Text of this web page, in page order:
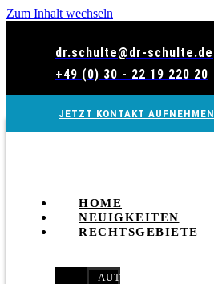
Zum Inhalt wechseln
dr.schulte@dr-schulte.de
+49 (0) 30 - 22 19 220 20
JETZT KONTAKT AUFNEHMEN
HOME
NEUIGKEITEN
RECHTSGEBIETE
AUTOBETRUG